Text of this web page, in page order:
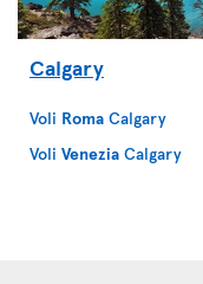
Calgary
Voli Roma Calgary
Voli Venezia Calgary